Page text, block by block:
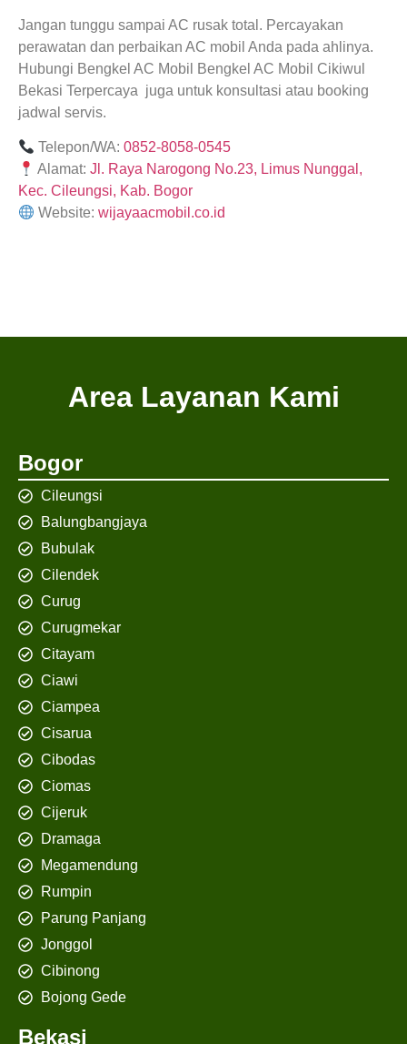
Jangan tunggu sampai AC rusak total. Percayakan
perawatan dan perbaikan AC mobil Anda pada ahlinya.
Hubungi Bengkel AC Mobil Bengkel AC Mobil Cikiwul
Bekasi Terpercaya juga untuk konsultasi atau booking
jadwal servis.
Telepon/WA:0852-8058-0545
Alamat:Jl. Raya Narogong No.23, Limus Nunggal,
Kec. Cileungsi, Kab. Bogor
Website:wijayaacmobil.co.id
Area Layanan Kami
Bogor
Cileungsi
Balungbangjaya
Bubulak
Cilendek
Curug
Curugmekar
Citayam
Ciawi
Ciampea
Cisarua
Cibodas
Ciomas
Cijeruk
Dramaga
Megamendung
Rumpin
Parung Panjang
Jonggol
Cibinong
Bojong Gede
Bekasi